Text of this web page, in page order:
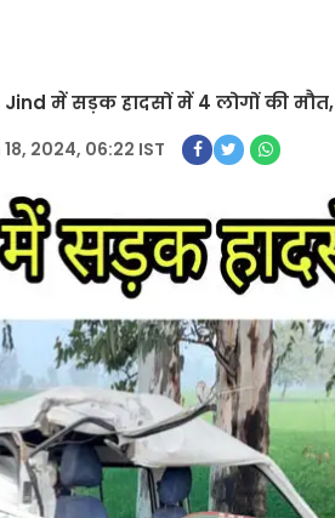
Jind में सड़क हादसों में 4 लोगों की
2024, 06:22 IST